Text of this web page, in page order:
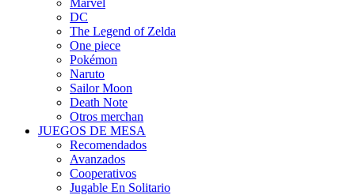
DC
The Legend of Zelda
One piece
Pokémon
Naruto
Sailor Moon
Death Note
Otros merchan
JUEGOS DE MESA
Recomendados
Avanzados
Cooperativos
Jugable En Solitario